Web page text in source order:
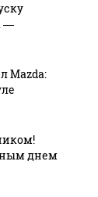
—
Mazda:
днем